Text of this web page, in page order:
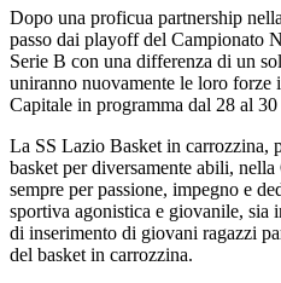
Dopo una proficua partnership
passo dai playoff del Campionato
Serie B con una differenza di un
uniranno nuovamente le loro forze
Capitale in programma dal 28 al
La SS Lazio Basket in carrozzina,
basket per diversamente abili,
sempre per passione, impegno e
sportiva agonistica e giovanile, sia
di inserimento di giovani ragazzi
del basket in carrozzina.